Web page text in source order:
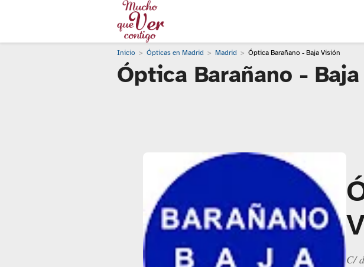
Inicio Ópticas en Madrid Madrid Óptica Barañano - Baja Visión
Óptica Barañano -
C/